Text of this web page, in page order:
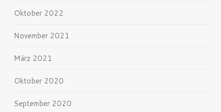
Oktober 2022
November 2021
März 2021
Oktober 2020
September 2020